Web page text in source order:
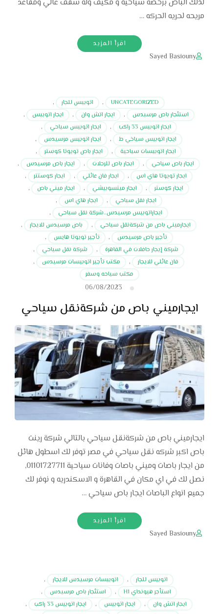
لذلك الباص برخصه سياحية و مكيف وله سقف عالي ومقاعد
مريحه لحريه الحركه …
اقرأ المزيد
Sayed Basiouny
UNCATEGORIZED
, اتوبيس للجار
,
استئجار باص مرسيدس
, ايجار اتش وان , ايجار اتوبيس
,
ايجار اتوبيس 33 راكب
, ايجار اتوبيس سياحي
,
ايجار اتوبيس سياخي ط
, ايجار اتوبيس مرسيدس
,
ايجار اتوبيسات سياحية
, ايجار باص تويوتا كوستر
,
ايجار باص سياحي
, ايجار باص للرحلات , ايجار باص مرسيدس
,
ايجار تويوتا هاي اس
, ايجار فان عائلي , ايجار كوستتر
,
ايجار كوستر
, ايجار ميتسوبيشي , ايجار ميني باص
,
ايجار نقل سياحي
, ايجار هاي اس
,
ايجاراتوبيس مرسيدس..شركة نقل سياحي
,
ايجارميني باص من شركةنقل سياحي
, باص مرسيدس للايجار
,
تأجير باص مرسيدس
, تأجير تويوتا هايس
,
شركة إيجار حافلات في القاهرة
, شركة نقل سياحي
,
فان عائلي للايجار
, مكتب تأجير اتوبيسات مرسيدس
,
مكتب سياحه وسفر
06/08/2023
ايجارميني باص من شركةنقل سياحي
ايجارميني باص من شركةنقل سياحي بالتالي شركة رينت
باص اكبر شركه نقل سياحي في مصر توفر لك اسطول هائل
من ايجار باصات وميني باصات وفانات سياحية 01101727711,
نصل لك في اي مكان في القاهرة و الاسكندريه و نوفر لك
جميع انواع الباصات ايجار باص سياحي …
اقرأ المزيد
Sayed Basiouny
اتوبيس للجار , اتوبيسات مرسيدس للايجار
,
استأجر هيونداي H1
, استئجار باص مرسيدس
,
ايجار اتش وان
, ايجار اتوبيس , ايجار اتوبيس 33 راكب
,